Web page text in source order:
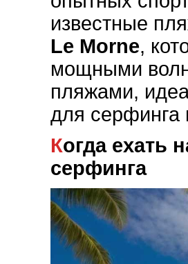
известные
Le Morne,
мощными
пляжами,
для серфинга
Когда ехать на Маврикий для
серфинга